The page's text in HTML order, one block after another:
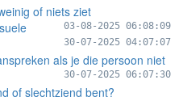
of niets ziet
03-08-2025 06:08:09
30-07-2025 04:07:07
als je die persoon niet
30-07-2025 06:07:30
of slechtziend bent?